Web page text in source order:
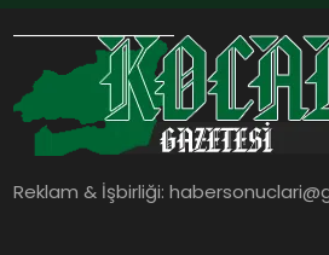
Reklam & İşbirliği: